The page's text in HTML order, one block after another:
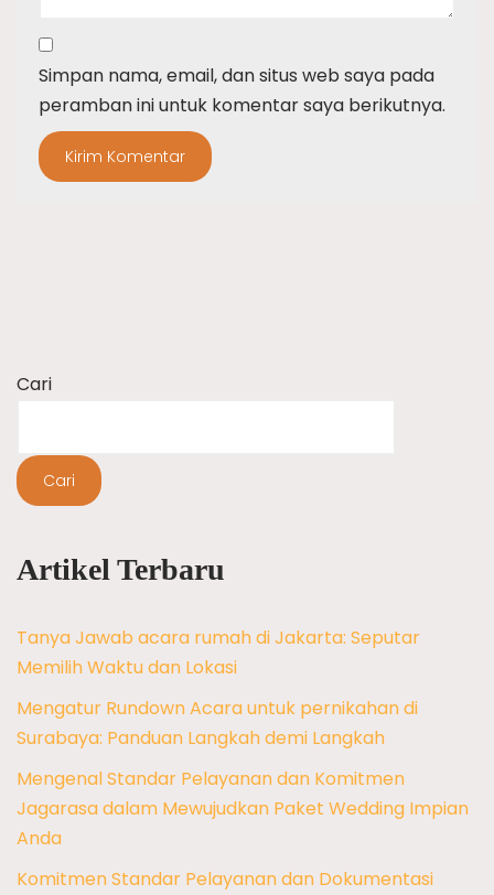
Simpan nama, email, dan situs web saya pada
peramban ini untuk komentar saya berikutnya.
Cari
Cari
Artikel Terbaru
Tanya Jawab acara rumah di Jakarta: Seputar
Memilih Waktu dan Lokasi
Mengatur Rundown Acara untuk pernikahan di
Surabaya: Panduan Langkah demi Langkah
Mengenal Standar Pelayanan dan Komitmen
Jagarasa dalam Mewujudkan Paket Wedding Impian
Anda
Komitmen Standar Pelayanan dan Dokumentasi